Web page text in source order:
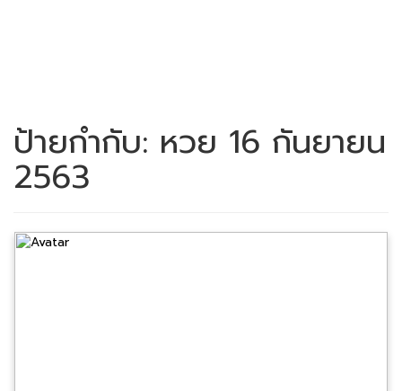
ป้ายกำกับ: หวย 16 กันยายน
2563